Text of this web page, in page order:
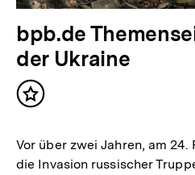
bpb.de
der Ukraine
Inhalt
Vor über zwei Jahren, am 24.
die Invasion russischer